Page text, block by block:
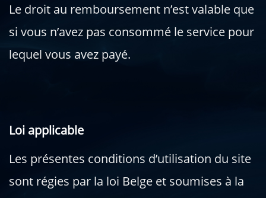
Le droit au remboursement n’est valable que
si vous n’avez pas consommé le service pour
lequel vous avez payé.
Loi applicable
Les présentes conditions d’utilisation du site
sont régies par la loi Belge et soumises à la